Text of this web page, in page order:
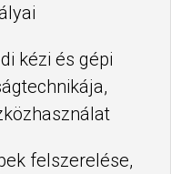
és gépi
felszerelése,